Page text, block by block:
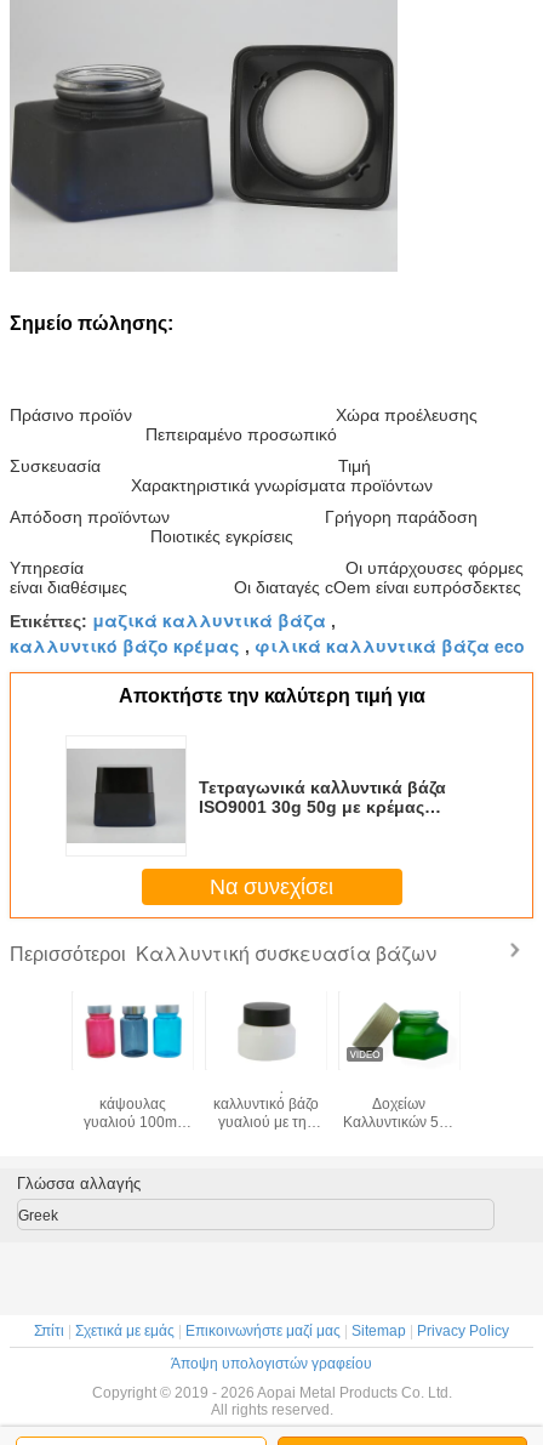
Σημείο πώλησης:
Πράσινο προϊόν Χώρα προέλευσης
Πεπειραμένο προσωπικό
Συσκευασία Τιμή
Χαρακτηριστικά γνωρίσματα προϊόντων
Απόδοση προϊόντων Γρήγορη παράδοση
Ποιοτικές εγκρίσεις
Υπηρεσία Οι υπάρχουσες φόρμες
είναι διαθέσιμες Οι διαταγές cOem είναι ευπρόσδεκτες
Ετικέττες: μαζικά καλλυντικά βάζα ,
καλλυντικό βάζο κρέμας , φιλικά καλλυντικά βάζα eco
Αποκτήστε την καλύτερη τιμή για
Τετραγωνικά καλλυντικά βάζα
ISO9001 30g 50g με κρέμας
Να συνεχίσει
Περισσότεροι Καλλυντική συσκευασία βάζων
βάζων
κάψουλας
γυαλιού 100ml
μαλλιών
Στρογγυλή
Για ορό ματιών και
καλλυντικό βάζο
γυαλιού με την
αποβουτυρώνει το
μπουκαλιών
Δοχείων
Καλλυντικών 50g
με φινίρισμα
Κρέμας
Γλώσσα αλλαγής
Greek
Σπίτι Σχετικά με εμάς Επικοινωνήστε μαζί μας Sitemap
Privacy Policy
Άποψη υπολογιστών γραφείου
Copyright © 2019 - 2026 Aopai Metal Products Co. Ltd.
All rights reserved.